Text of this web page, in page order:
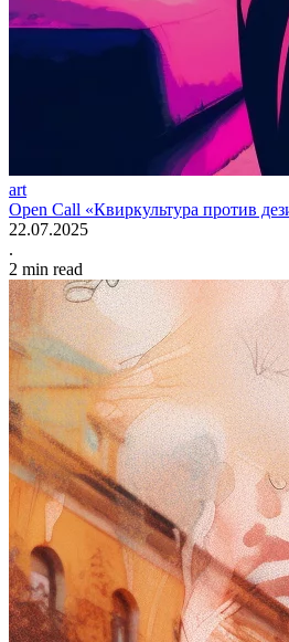
art
Open Сall «Квиркультура против
22.07.2025
.
2 min read